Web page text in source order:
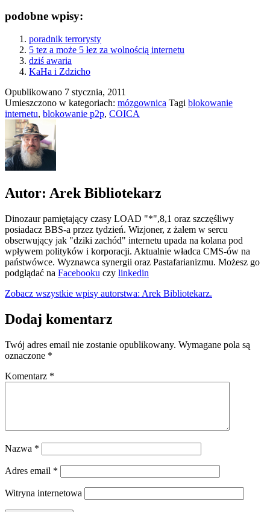
podobne wpisy:
poradnik terrorysty
5 tez a może 5 łez za wolnością internetu
dziś awaria
KaHa i Zdzicho
Opublikowano 7 stycznia, 2011
Umieszczono w kategoriach: mózgownica Tagi blokowanie
internetu, blokowanie p2p, COICA
Autor: Arek Bibliotekarz
Dinozaur pamiętający czasy LOAD "*",8,1 oraz szczęśliwy
posiadacz BBS-a przez tydzień. Wizjoner, z żalem w sercu
obserwujący jak "dziki zachód" internetu upada na kolana pod
wpływem polityków i korporacji. Aktualnie władca CMS-ów na
państwówce. Wyznawca synergii oraz Pastafarianizmu. Możesz go
podglądać na Facebooku czy linkedin
Zobacz wszystkie wpisy autorstwa: Arek Bibliotekarz.
Dodaj komentarz
Twój adres email nie zostanie opublikowany. Wymagane pola są
oznaczone *
Komentarz *
Nazwa *
Adres email *
Witryna internetowa